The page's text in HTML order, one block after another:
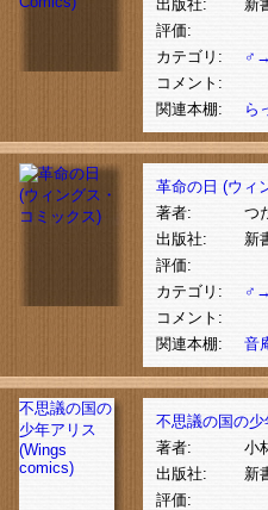
出版社:
新
評価:
カテゴリ:
コメント:
関連本棚:
ら
革命の日 (ウィ
著者:
つ
出版社:
新
評価:
カテゴリ:
コメント:
関連本棚:
音
不思議の国の
少年アリス
(Wings
comics)
不思議の国の
著者:
小
出版社:
新
評価: